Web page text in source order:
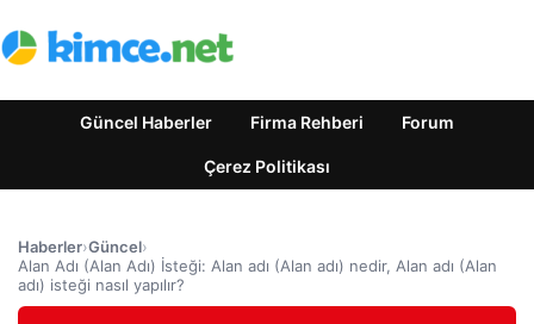
Güncel Haberler Firma Rehberi Forum
Çerez Politikası
Haberler›Güncel›
Alan Adı (Alan Adı) İsteği: Alan adı (Alan adı) nedir, Alan adı (Alan
adı) isteği nasıl yapılır?